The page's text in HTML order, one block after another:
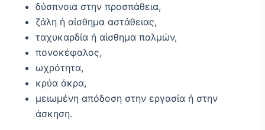
δύσπνοια στην προσπάθεια,
ζάλη ή αίσθημα αστάθειας,
ταχυκαρδία ή αίσθημα παλμών,
πονοκέφαλος,
ωχρότητα,
κρύα άκρα,
μειωμένη απόδοση στην εργασία ή στην
άσκηση.